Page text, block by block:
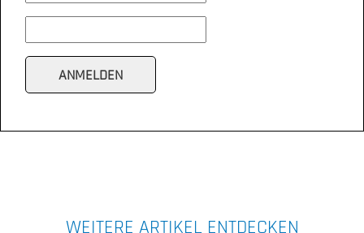
WEITERE ARTIKEL ENTDECKEN